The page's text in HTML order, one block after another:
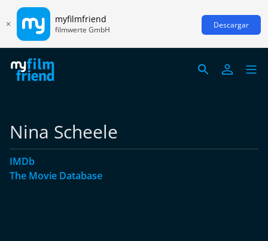
myfilmfriend
filmwerte GmbH Descargar
Nina Scheele
IMDb
The Movie Database